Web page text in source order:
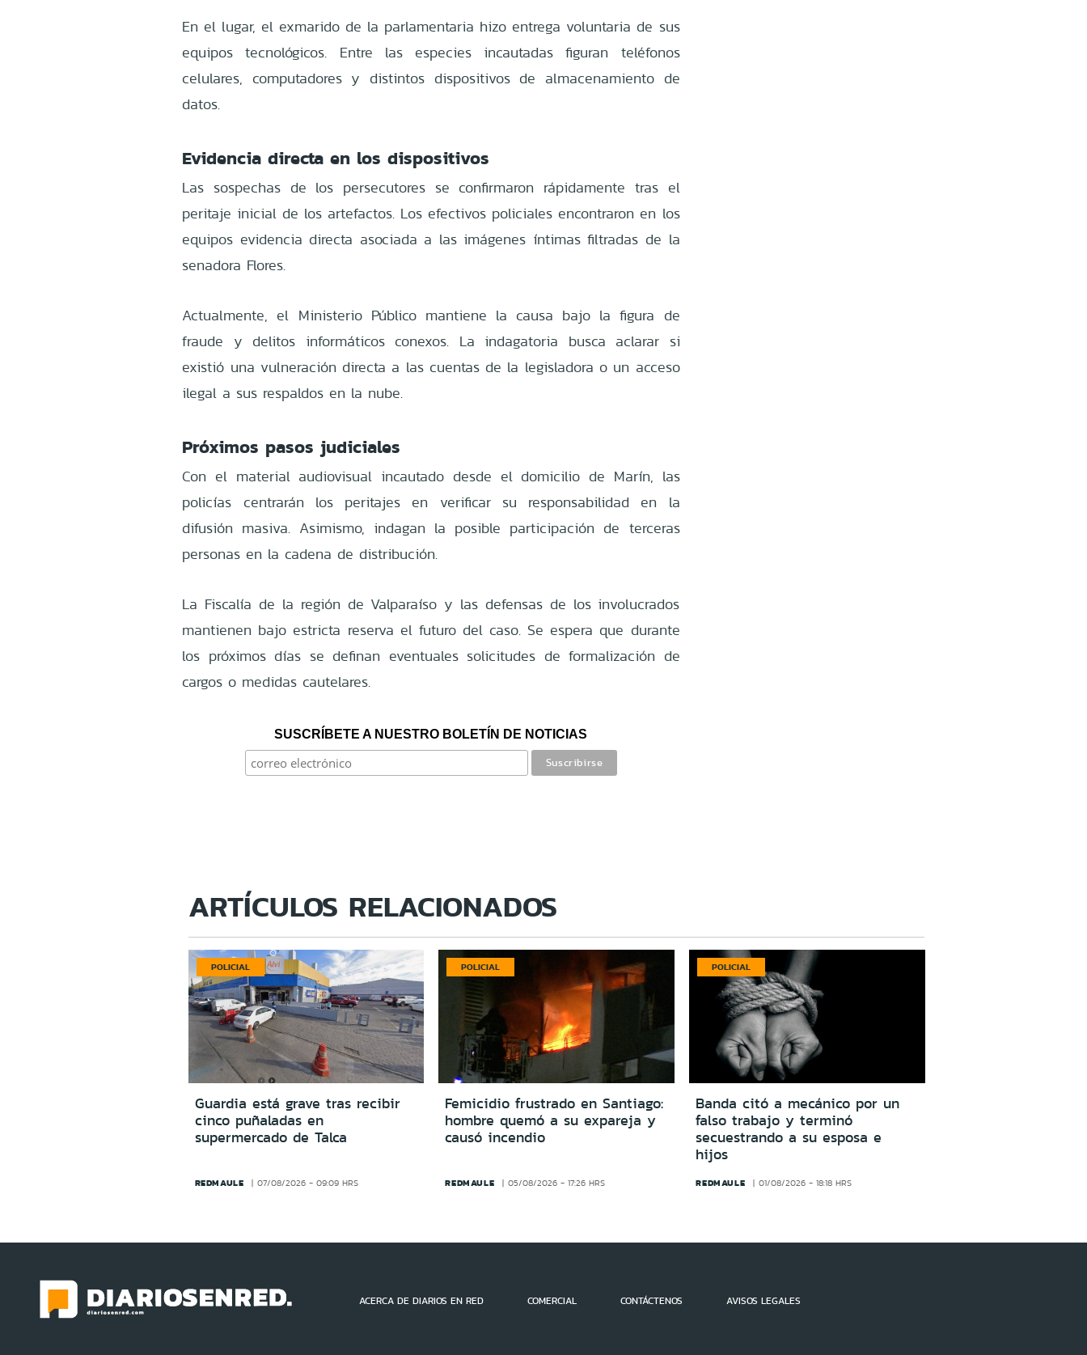
En el lugar, el exmarido de la parlamentaria hizo entrega voluntaria de sus
equipos tecnológicos. Entre las especies incautadas figuran teléfonos
celulares, computadores y distintos dispositivos de almacenamiento de
datos.
Evidencia directa en los dispositivos
Las sospechas de los persecutores se confirmaron rápidamente tras el
peritaje inicial de los artefactos. Los efectivos policiales encontraron en los
equipos evidencia directa asociada a las imágenes íntimas filtradas de la
senadora Flores.
Actualmente, el Ministerio Público mantiene la causa bajo la figura de
fraude y delitos informáticos conexos. La indagatoria busca aclarar si
existió una vulneración directa a las cuentas de la legisladora o un acceso
ilegal a sus respaldos en la nube.
Próximos pasos judiciales
Con el material audiovisual incautado desde el domicilio de Marín, las
policías centrarán los peritajes en verificar su responsabilidad en la
difusión masiva. Asimismo, indagan la posible participación de terceras
personas en la cadena de distribución.
La Fiscalía de la región de Valparaíso y las defensas de los involucrados
mantienen bajo estricta reserva el futuro del caso. Se espera que durante
los próximos días se definan eventuales solicitudes de formalización de
cargos o medidas cautelares.
SUSCRÍBETE A NUESTRO BOLETÍN DE NOTICIAS
ARTÍCULOS RELACIONADOS
POLICIAL
Guardia está grave tras recibir
cinco puñaladas en
supermercado de Talca
REDMAULE 07/08/2026 - 09:09 HRS
POLICIAL
Femicidio frustrado en Santiago:
hombre quemó a su expareja y
causó incendio
REDMAULE 05/08/2026 - 17:26 HRS
POLICIAL
Banda citó a mecánico por un
falso trabajo y terminó
secuestrando a su esposa e
hijos
REDMAULE 01/08/2026 - 18:18 HRS
ACERCA DE DIARIOS EN RED COMERCIAL CONTÁCTENOS AVISOS LEGALES